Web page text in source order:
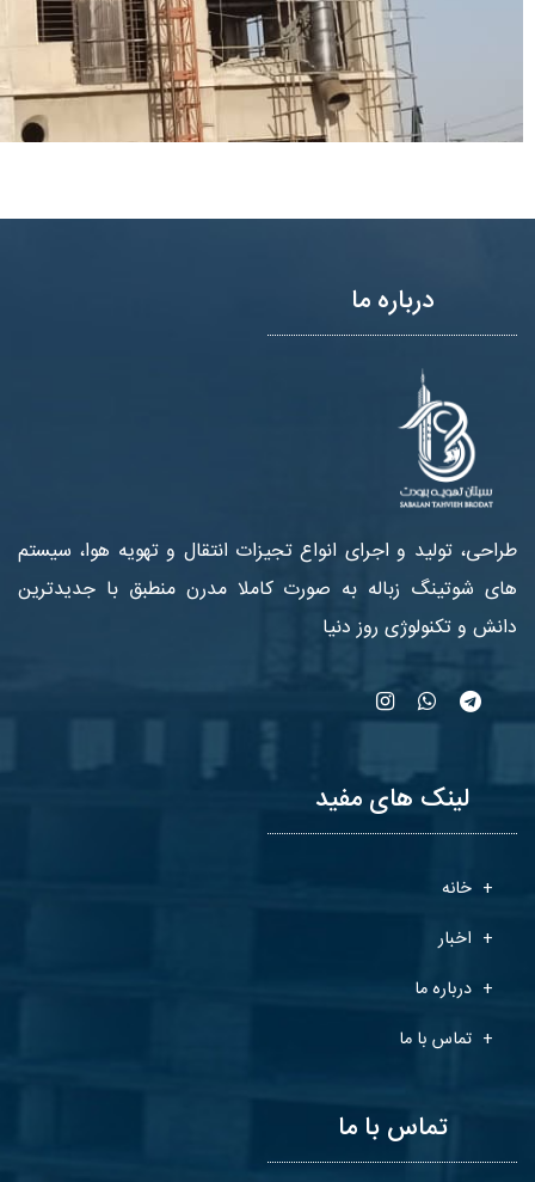
درباره ما
طراحی، تولید و اجرای انواع تجیزات انتقال و تهویه هوا، سیستم
های شوتینگ زباله به صورت کاملا مدرن منطبق با جدیدترین
دانش و تکنولوژی روز دنیا
لینک های مفید
خانه
اخبار
درباره ما
تماس با ما
تماس با ما